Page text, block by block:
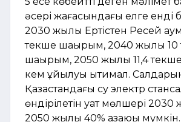
әсері жағасындағы елге енді
2030 жылы Ертістен Ресей
текше шақырым, 2040 жылы 10
шақырым, 2050 жылы 11,4
кем құйылуы ықтимал.
Қазақстандағы су электр
өндірілетін қуат мөлшері
2050 жылы 40% азаюы мүмкін.